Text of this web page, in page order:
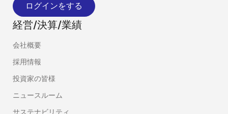
ログインをする
経営/決算/業績
会社概要
採用情報
投資家の皆様
ニュースルーム
サステナビリティ